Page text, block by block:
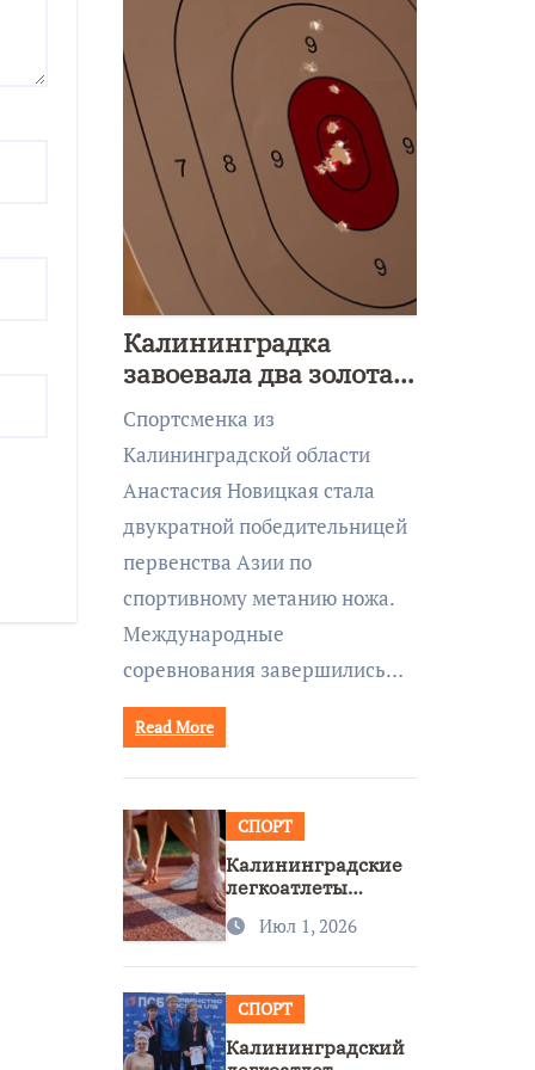
Калининградка
завоевала два золота
первенства Азии по
метанию ножа
Спортсменка из
Калининградской области
Анастасия Новицкая стала
двукратной победительницей
первенства Азии по
спортивному метанию ножа.
Международные
соревнования завершились…
Read More
СПОРТ
Калининградские
легкоатлеты
бронзы на
Июл 1, 2026
СПОРТ
Калининградский